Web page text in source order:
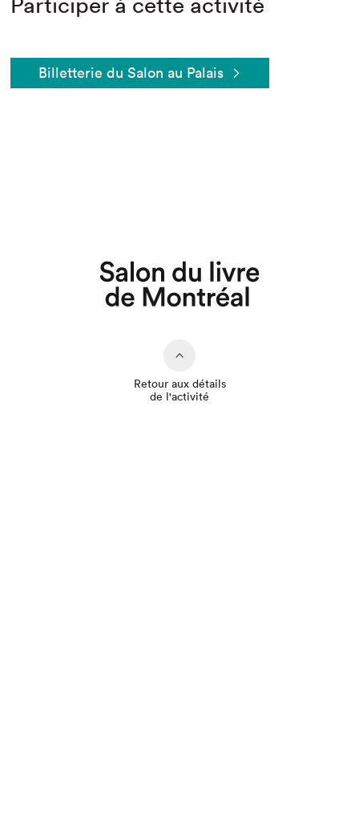
Billetterie du Salon au Palais
Retour aux détails
de l'activité